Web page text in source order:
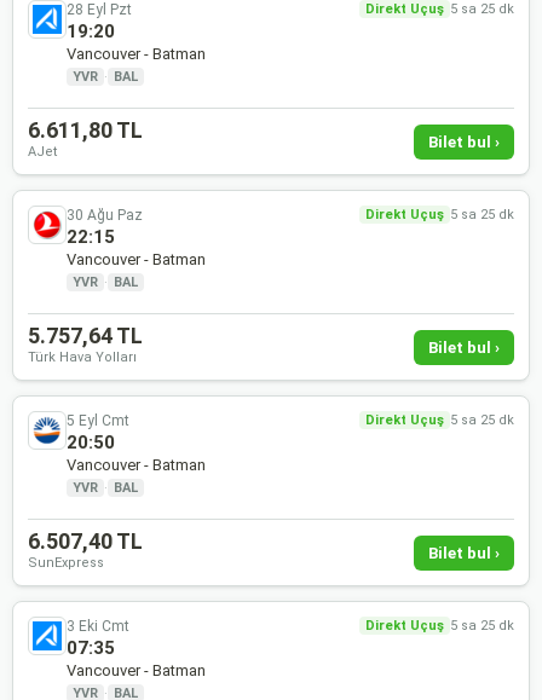
28 Eyl Pzt Direkt Uçuş 5 sa 25 dk
19:20
Vancouver - Batman
YVR · BAL
6.611,80 TL
AJet
Bilet bul ›
30 Ağu Paz Direkt Uçuş 5 sa 25 dk
22:15
Vancouver - Batman
YVR · BAL
5.757,64 TL
Türk Hava Yolları
Bilet bul ›
5 Eyl Cmt Direkt Uçuş 5 sa 25 dk
20:50
Vancouver - Batman
YVR · BAL
6.507,40 TL
SunExpress
Bilet bul ›
3 Eki Cmt Direkt Uçuş 5 sa 25 dk
07:35
Vancouver - Batman
YVR · BAL